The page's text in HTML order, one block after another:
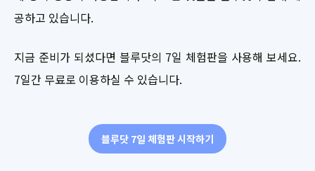
공하고 있습니다.
지금 준비가 되셨다면 블루닷의 7일 체험판을 사용해 보세요.
7일간 무료로 이용하실 수 있습니다.
블루닷 7일 체험판 시작하기